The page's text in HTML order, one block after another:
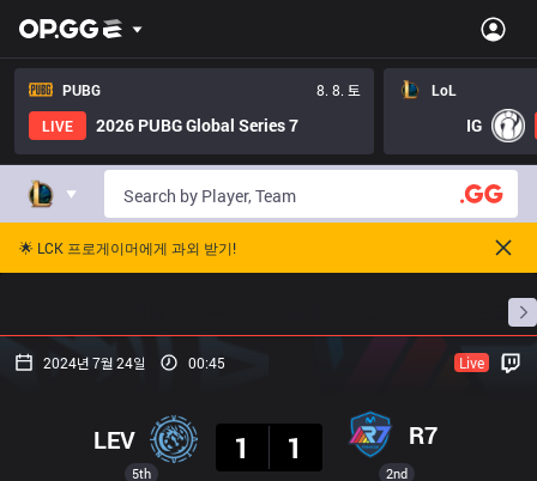
PUBG
8. 8. 토
LIVE
2026 PUBG Global Series 7
LoL
IG
🌟 LCK 프로게이머에게 과외 받기!
프로빌
2024년 7월 24일 00:45 Live
5th
LEV
1
1 R7
2nd